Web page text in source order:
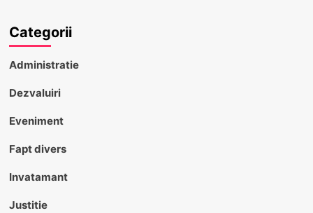
Categorii
Administratie
Dezvaluiri
Eveniment
Fapt divers
Invatamant
Justitie